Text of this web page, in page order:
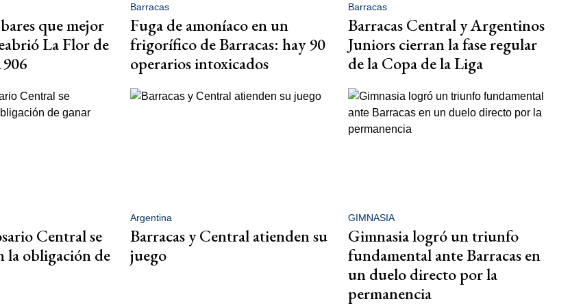
que mejor
La Flor de
Barracas
Fuga de amoníaco en un
frigorífico de Barracas: hay 90
operarios intoxicados
Barracas
Barracas Central y Argentinos
Juniors cierran la fase regular
de la Copa de la Liga
Central se
la obligación de
Argentina
Barracas y Central atienden su
juego
GIMNASIA
Gimnasia logró un triunfo
fundamental ante Barracas en
un duelo directo por la
permanencia